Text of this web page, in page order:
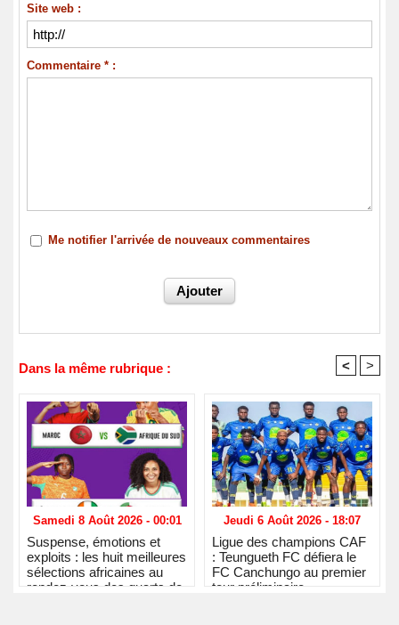
Site web :
Commentaire * :
Me notifier l'arrivée de nouveaux commentaires
Dans la même rubrique : < >
Samedi 8 Août 2026 - 00:01
Suspense, émotions et
exploits : les huit meilleures
sélections africaines au
rendez-vous des quarts de
Jeudi 6 Août 2026 - 18:07
Ligue des champions CAF
: Teungueth FC défiera le
FC Canchungo au premier
tour préliminaire